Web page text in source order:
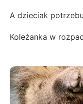
A dzieciak
Koleżanka w